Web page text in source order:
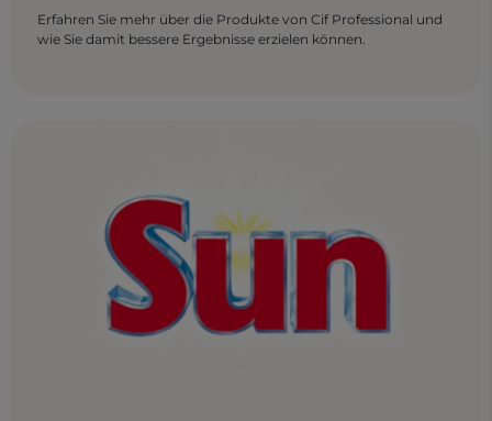
Erfahren Sie mehr über die Produkte von Cif Professional und
wie Sie damit bessere Ergebnisse erzielen können.